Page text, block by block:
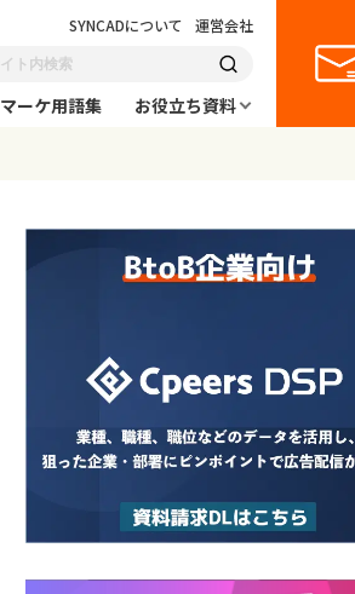
SYNCADについて 運営会社
マーケ用語集
お役立ち資料